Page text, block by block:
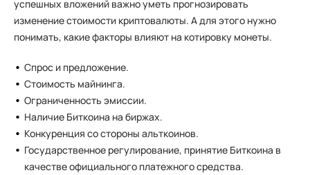
успешных вложений важно уметь прогнозировать
изменение стоимости криптовалюты. А для этого нужно
понимать, какие факторы влияют на котировку монеты.
Спрос и предложение.
Стоимость майнинга.
Ограниченность эмиссии.
Наличие Биткоина на биржах.
Конкуренция со стороны альткоинов.
Государственное регулирование, принятие Биткоина в
качестве официального платежного средства.